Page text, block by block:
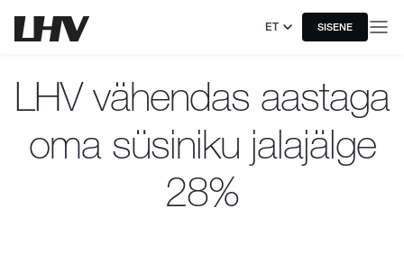
ET SISENE
LHV vähendas aastaga
oma süsiniku jalajälge
28%